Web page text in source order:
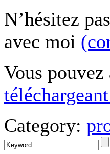
N’hésitez
avec moi
Vous pouvez
Category: